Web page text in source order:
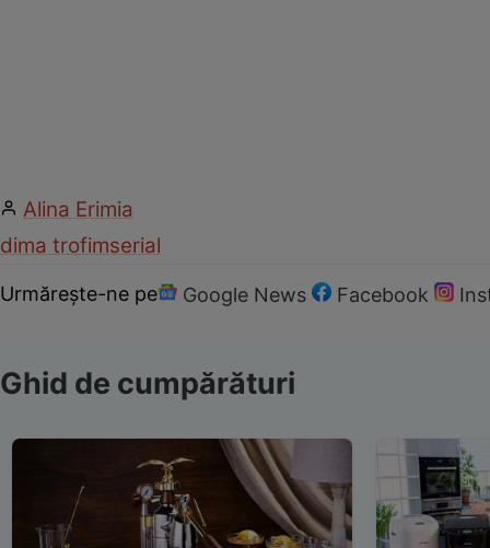
Alina Erimia
dima trofimserial
Urmărește-ne pe Google News Facebook
Ghid de cumpărături